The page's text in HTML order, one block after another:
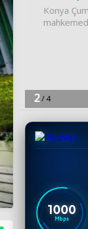
1000
Mbps